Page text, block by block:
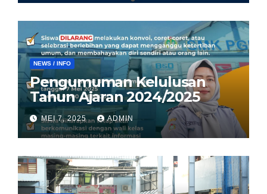
NEWS / INFO
Pengumuman Kelulusan
Tahun Ajaran 2024/2025
MEI 7, 2025 ADMIN